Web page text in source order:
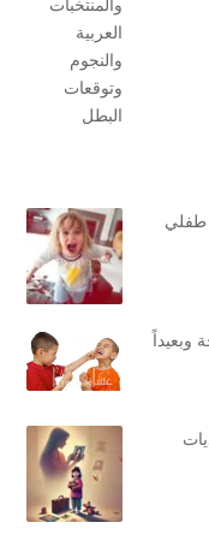
طفلي
وبعيداً